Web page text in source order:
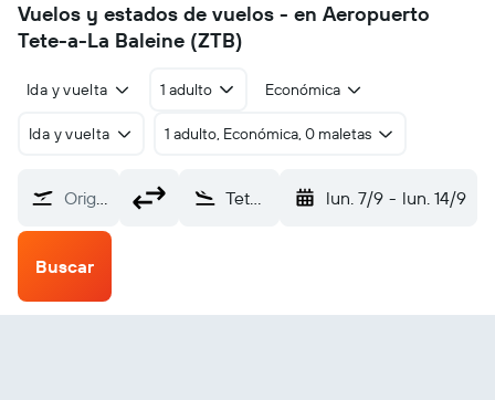
Vuelos y estados de vuelos - en Aeropuerto
Tete-a-La Baleine (ZTB)
Ida y vuelta 1 adulto Económica
Ida y vuelta 1 adulto, Económica, 0 maletas
Origen Tete-a-La Baleine (ZTB) lun. 7/9 - lun. 14/9
Buscar